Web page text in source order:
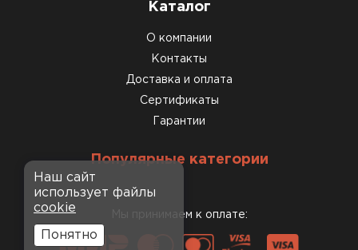
Каталог
О компании
Контакты
Доставка и оплата
Сертификаты
Гарантии
Популярные категории
Мы принимаем к оплате:
Наш сайт
использует файлы
cookie
Понятно